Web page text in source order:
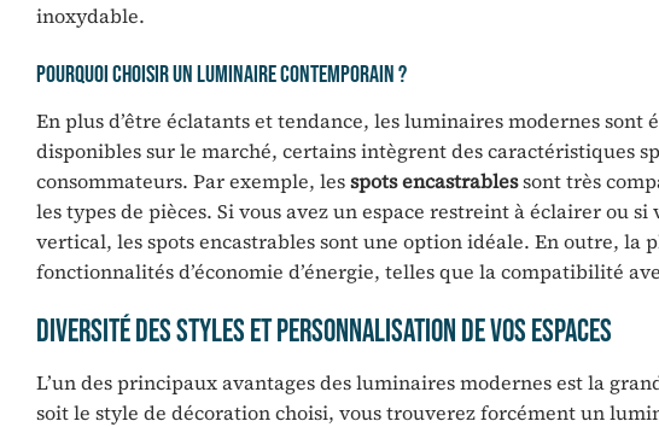
inoxydable.
Pourquoi Choisir un Luminaire Contemporain ?
En plus d’être éclatants et tendance, les luminaires modernes
disponibles sur le marché, certains intègrent des caractéristiques
consommateurs. Par exemple, lesspots encastrablessont très
les types de pièces. Si vous avez un espace restreint à éclairer ou
vertical, les spots encastrables sont une option idéale. En outre, la
fonctionnalités d’économie d’énergie, telles que la compatibilité
Diversité des Styles et Personnalisation de vos Espaces
L’un des principaux avantages des luminaires modernes est la
soit le style de décoration choisi, vous trouverez forcément un